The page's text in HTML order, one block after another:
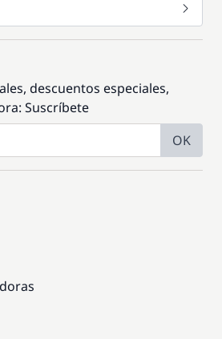
descuentos especiales,
Suscríbete
OK